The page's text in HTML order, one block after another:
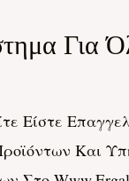
Για
Είστε
Και